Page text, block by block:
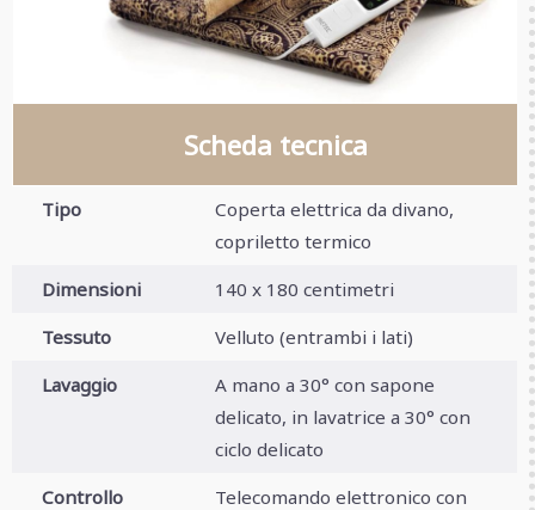
Scheda tecnica
Tipo
Coperta elettrica da divano,
copriletto termico
Dimensioni
140 x 180 centimetri
Tessuto
Velluto (entrambi i lati)
Lavaggio
A mano a 30° con sapone
delicato, in lavatrice a 30° con
ciclo delicato
Controllo
Telecomando elettronico con